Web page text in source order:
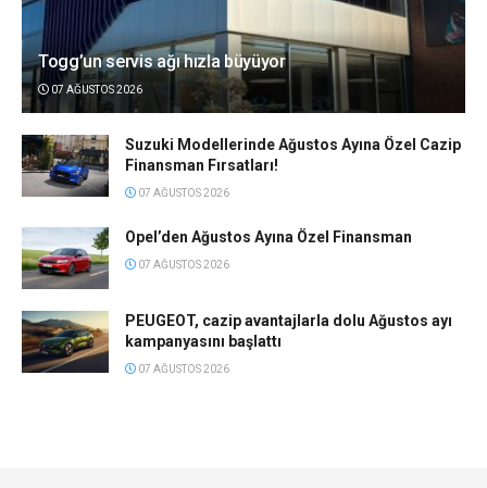
Togg’un servis ağı hızla büyüyor
07 AĞUSTOS 2026
Suzuki Modellerinde Ağustos Ayına Özel Cazip
Finansman Fırsatları!
07 AĞUSTOS 2026
Opel’den Ağustos Ayına Özel Finansman
07 AĞUSTOS 2026
PEUGEOT, cazip avantajlarla dolu Ağustos ayı
kampanyasını başlattı
07 AĞUSTOS 2026